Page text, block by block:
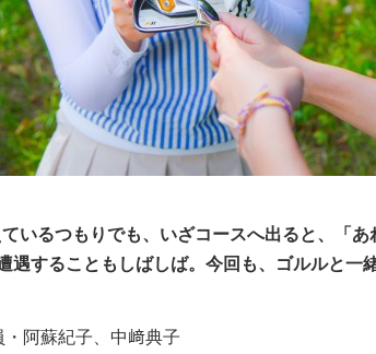
いるつもりでも、いざコースへ出ると、「
することもしばしば。今回も、ゴルルと一
阿蘇紀子、中﨑典子